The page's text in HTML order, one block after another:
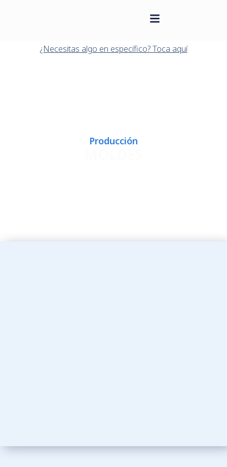
¿Necesitas algo en específico? Toca aquí
Producción